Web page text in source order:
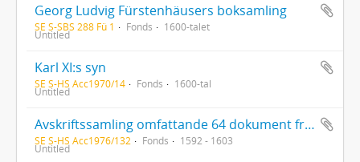
Georg Ludvig Fürstenhäusers boksamling
SE S-SBS 288 Fü 1 Fonds 1600-talet
Untitled
Karl XI:s syn
SE S-HS Acc1970/14 Fonds 1600-tal
Untitled
Avskriftssamling omfattande 64 dokument från 1592-1603
SE S-HS Acc1976/132 Fonds 1592 - 1603
Untitled